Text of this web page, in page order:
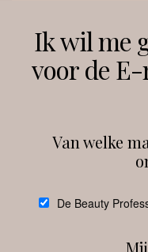
Ik wil me
voor de
Van welke
De Beauty